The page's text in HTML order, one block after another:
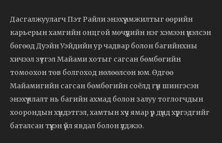
Дасгалжуулагч Пэт Райли энэхүү амжилтыг өөрийн
карьерын хамгийн онцгой мөчүүдийн нэг хэмээн үнэлсэн
бөгөөд Дуэйн Уэйдийн ур чадвар болон багийнхны
хичээл зүтгэл Майами хотыг сагсан бөмбөгийн
томоохон төв болгоход нөлөөлсөн юм. Өдгөө
Майамигийн сагсан бөмбөгийн соёлд гүн шингэсэн
энэхүү ялалт нь багийн ахмад болон залуу тоглогчдын
хоорондын хүндэтгэл, хамтын хүч ямар үр дүнд хүргэдгийг
баталсан түүхэн үйл явдал болон үлджээ.